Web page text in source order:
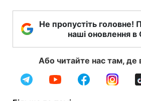
Не пропустіть головне!
наші оновлення в
Або читайте нас там, де